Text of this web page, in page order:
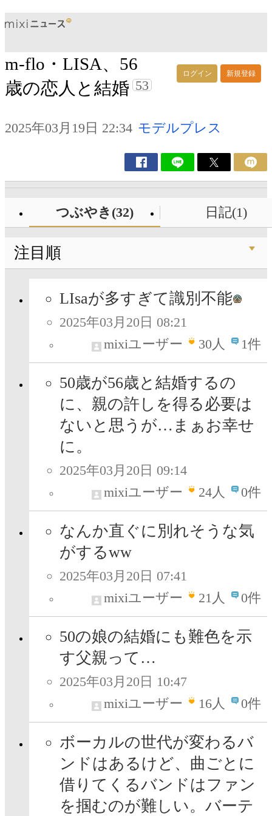
ログイン 新規登録
m-flo・LISA、56
歳の恋人と結婚 53
2025年03月19日 22:34 モデルプレス
つぶやき(32) 日記(1)
注目順
LIsaが多すぎて識別不能
2025年03月20日 08:21
mixiユーザー
30人 1件
50歳が56歳と結婚するの
に、親の許しを得る必要は
ないと思うが…まぁお幸せ
に。
2025年03月20日 09:14
mixiユーザー
24人 0件
なんか直ぐに別れそうな気
がするww
2025年03月20日 07:41
mixiユーザー
21人 0件
50の娘の結婚にも難色を示
す父親って…
2025年03月20日 10:47
mixiユーザー
16人 0件
ボーカルの世代が変わるバ
ンドはあるけど、曲ごとに
借りてくるバンドはファン
を掴むのが難しい。バーテ